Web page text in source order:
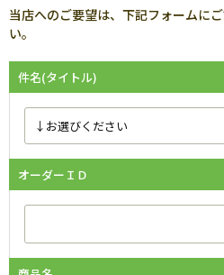
当店へのご要望は、下記フォームに
い。
件名(タイトル)
オーダーＩＤ